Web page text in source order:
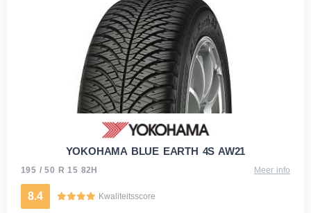
YOKOHAMA BLUE EARTH 4S AW21
195 / 50 R 15 82H Meer info
8.4 Kwaliteitsscore